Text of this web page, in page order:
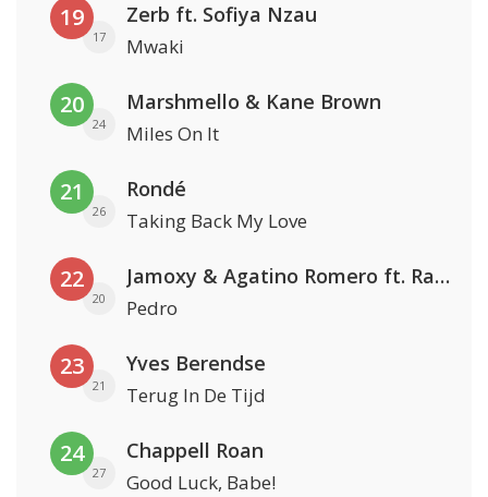
19
17
Zerb ft. Sofiya Nzau
Mwaki
20
24
Marshmello & Kane Brown
Miles On It
21
26
Rondé
Taking Back My Love
22
20
Jamoxy & Agatino Romero ft. Raffaella Carrà
Pedro
23
21
Yves Berendse
Terug In De Tijd
24
27
Chappell Roan
Good Luck, Babe!